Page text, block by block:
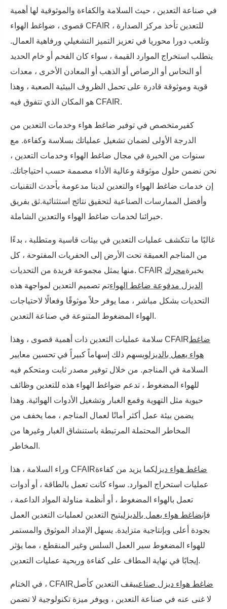
في صناعة التعدين ، حيث السلامة والكفاءة والموثوقية لها أهمية
قصوى ، ضواغط الهواء CFAIR للتعدين تأخذ مركز الصدارة ،
وتلعب دورا محوريا في تعزيز التميز التشغيلي ورفاهية العمال.
يتطلب استخراج الموارد القيمة ، سواء كان الفحم أو خام الحديد
أو النحاس أو الرصاص أو الذهب أو المعادن الأخرى ، معدات
قوية وموثوقة قادرة على تحمل الظروف البيئية الصعبة ، وهذا
هو المكان الذي تتفوق فيه CFAIR.
كفير متخصص في توفير ضاغط هواء وخدمات التعدين من
الدرجة الأولى لضمان تشغيل عملياتك بسلاسة وكفاءة. مع
سنوات من الخبرة في مجال ضاغط الهواء وخدمات التعدين ،
نحن نضمن حلول موثوقة وعالية الأداء مصممة حسب احتياجاتك.
إن خدمات ضاغط الهواء والتعدين لدينا مدعومة بأحدث التقنيات
وأفضل الممارسات الصناعية لتحقيق نتائج استثنائية.ثق بفريق
خبرائنا لخدمات ضاغط الهواء والتعدين الشاملة.
غالبًا ما تتكشف عمليات التعدين في بيئات قاسية ومتطلبة ، بدءًا
من المناجم العميقة تحت الأرض إلى الحفريات المفتوحة ، كل
منها يمثل مجموعة فريدة من التحديات. CFAIR بخبرةمحرك
الديزل مدفوعة ضاغط الهواءتم تصميم التعدين لمواجهة هذه
التحديات بشكل مباشر ، مما يوفر حلاً موثوقًا وفعالًا لاحتياجات
الهواء المضغوط المتنوعة في صناعة التعدين.
سلامة عمليات التعدين ذات أهمية قصوى ، وهذا CFAIRضاغط
هواء يعمل بالديزلويسهم ذلك إسهاماً كبيراً في تحسين معايير
السلامة في المناجم. من خلال توفير مصدر ثابت ومتحكم فيه
للهواء المضغوط ، تدعم ضواغط الهواء هذه للتعدين وظائف
حيوية مثل التهوية وقمع الغبار وتشغيل الأدوات الهوائية. وهذا
يضمن بيئة عمل أكثر أمانًا لعمال المناجم ، مما يخفف من
المخاطر المحتملة المرتبطة باستنشاق الغبار وغيرها من
المخاطر.
وراء السلامة ، هذا CFAIR ضاغط هواء ديزلكما يزيد من كفاءة
عمليات استخراج الموارد. سواء كانت تعمل بالطاقة ، أو أدوات
تعمل بالهواء المضغوط ، أو أنظمة مناولة المواد الداعمة ،
فإنضاغط هواء يعمل بالديزليتيح التعدين لعمليات التعدين العمل
بجودة أعلى وبإنتاجية متزايدة. يسهل الإمداد الموثوق والمستمر
للهواء المضغوط سير العمل السلس وغير المنقطع ، مما يؤثر
إيجابًا في نهاية المطاف على كفاءة وربحية عمليات التعدين.
في الختام ، CFAIR ضاغط هواء ديزل صناعييقف التعدين كأصل
لا غنى عنه في صناعة التعدين ، ويوفر ميزة تكنولوجية لا تضمن